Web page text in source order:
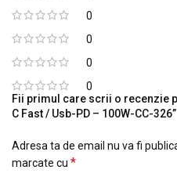
0
0
0
0
Fii primul care scrii o recenzie
C Fast / Usb-PD – 100W-CC-326”
Adresa ta de email nu va fi
marcate cu *